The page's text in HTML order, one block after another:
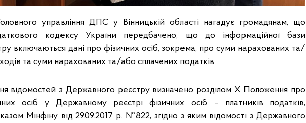
управління ДПС у Вінницькій області нагадує громадянам, що
кодексу України передбачено, що до інформаційної бази
включаються дані про фізичних осіб, зокрема, про суми нарахованих та/
та суми нарахованих та/або сплачених податків.
відомостей з Державного реєстру визначено розділом X Положення про
осіб у Державному реєстрі фізичних осіб – платників податків,
Мінфіну від 29.09.2017 р. №822, згідно з яким відомості з Державного